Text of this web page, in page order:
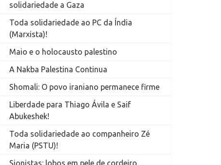
solidariedade a Gaza
Toda solidariedade ao PC da Índia
(Marxista)!
Maio e o holocausto palestino
A Nakba Palestina Continua
Shomali: O povo iraniano permanece firme
Liberdade para Thiago Ávila e Saif
Abukeshek!
Toda solidariedade ao companheiro Zé
Maria (PSTU)!
Sionistas: lobos em pele de cordeiro